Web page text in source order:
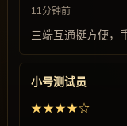
11分钟前
三端互通挺方便，
小号测试员
★★★★☆